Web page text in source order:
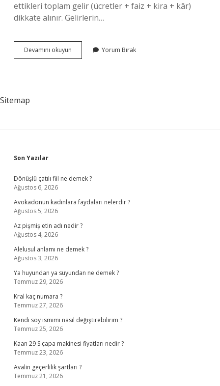
ettikleri toplam gelir (ücretler + faiz + kira + kâr)
dikkate alınır. Gelirlerin…
Devamını okuyun
Nın
Yorum Bırak
Sitemap
Sidebar
Son Yazılar
Dönüşlü çatılı fiil ne demek ?
Ağustos 6, 2026
Avokadonun kadınlara faydaları nelerdir ?
Ağustos 5, 2026
Az pişmiş etin adı nedir ?
Ağustos 4, 2026
Alelusul anlamı ne demek ?
Ağustos 3, 2026
Ya huyundan ya suyundan ne demek ?
Temmuz 29, 2026
Kral kaç numara ?
Temmuz 27, 2026
Kendi soy ismimi nasıl değiştirebilirim ?
Temmuz 25, 2026
Kaan 29 S çapa makinesi fiyatları nedir ?
Temmuz 23, 2026
Avalin geçerlilik şartları ?
Temmuz 21, 2026